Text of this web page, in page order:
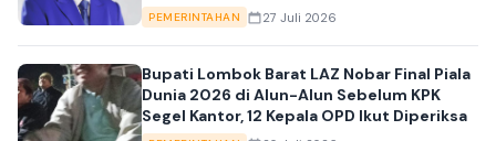
PEMERINTAHAN 27 Juli 2026
Bupati Lombok Barat LAZ Nobar Final Piala
Dunia 2026 di Alun-Alun Sebelum KPK
Segel Kantor, 12 Kepala OPD Ikut Diperiksa